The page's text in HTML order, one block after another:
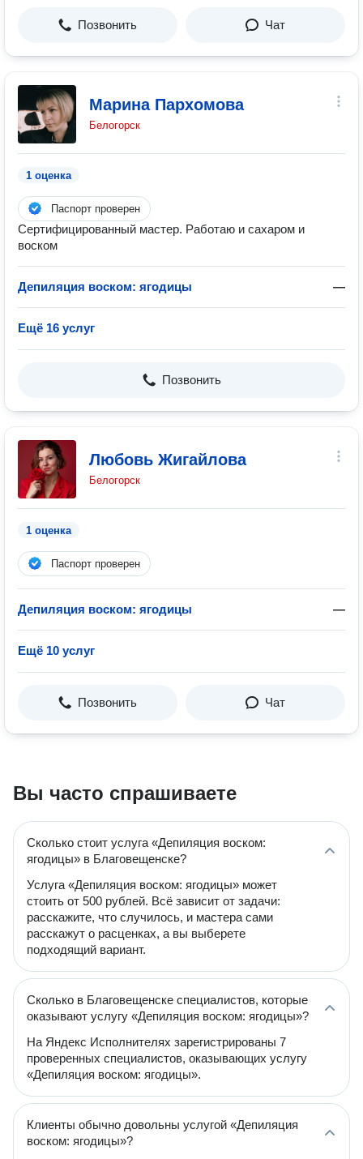
Позвонить Чат
Марина Пархомова
Белогорск
1 оценка
Паспорт проверен
Сертифицированный мастер. Работаю и сахаром и
воском
Депиляция воском: ягодицы —
Ещё 16 услуг
Позвонить
Любовь Жигайлова
Белогорск
1 оценка
Паспорт проверен
Депиляция воском: ягодицы —
Ещё 10 услуг
Позвонить Чат
Вы часто спрашиваете
Сколько стоит услуга «Депиляция воском:
ягодицы» в Благовещенске?
Услуга «Депиляция воском: ягодицы» может
стоить от 500 рублей. Всё зависит от задачи:
расскажите, что случилось, и мастера сами
расскажут о расценках, а вы выберете
подходящий вариант.
Сколько в Благовещенске специалистов, которые
оказывают услугу «Депиляция воском: ягодицы»?
На Яндекс Исполнителях зарегистрированы 7
проверенных специалистов, оказывающих услугу
«Депиляция воском: ягодицы».
Клиенты обычно довольны услугой «Депиляция
воском: ягодицы»?